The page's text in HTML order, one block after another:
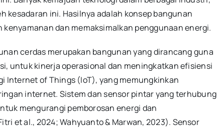
kesadaran ini. Hasilnya adalah konsep bangunan
dan memaksimalkan penggunaan energi.
cerdas merupakan bangunan yang dirancang guna
untuk kinerja operasional dan meningkatkan efisiensi
Internet of Things (IoT), yang memungkinkan
internet. Sistem dan sensor pintar yang terhubung
mengurangi pemborosan energi dan
et al., 2024; Wahyuanto & Marwan, 2023). Sensor